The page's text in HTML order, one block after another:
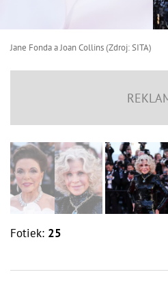
Jane Fonda a Joan Collins (Zdroj: SITA)
Fotiek: 25